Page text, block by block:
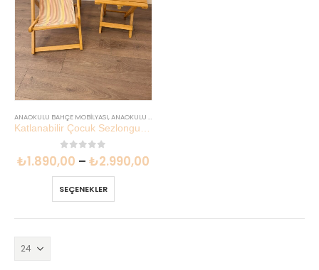
ANAOKULU BAHÇE MOBILYASI,ANAOKULU MOBILYASI
0 out of 5
₺1.890,00 – ₺2.990,00
SEÇENEKLER